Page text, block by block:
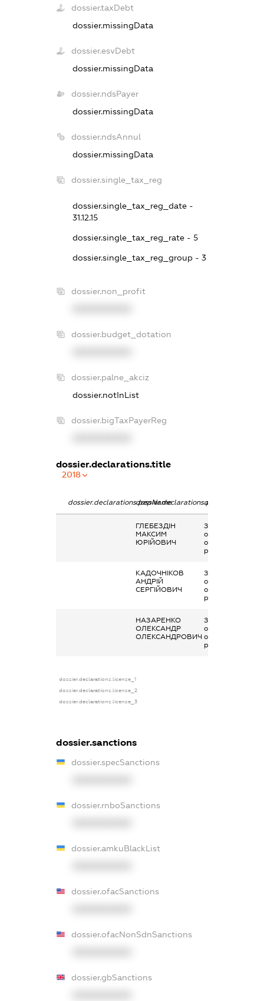
dossier.taxDebt
dossier.missingData
dossier.esvDebt
dossier.missingData
dossier.ndsPayer
dossier.missingData
dossier.ndsAnnul
dossier.missingData
dossier.single_tax_reg
dossier.single_tax_reg_date -
31.12.15
dossier.single_tax_reg_rate - 5
dossier.single_tax_reg_group - 3
dossier.non_profit
dossier.budget_dotation
dossier.palne_akciz
dossier.notInList
dossier.bigTaxPayerReg
dossier.declarations.title
2018
dossier.declarations.pepNamedossier.declarations.personName
ГЛЕБЕЗДІН
МАКСИМ
ЮРІЙОВИЧ
Заробітна плата
отримана за
основним місцем
роботи
КАДОЧНІКОВ
АНДРІЙ
СЕРГІЙОВИЧ
Заробітна плата
отримана за
основним місцем
роботи
НАЗАРЕНКО
ОЛЕКСАНДР
ОЛЕКСАНДРОВИЧ
Заробітна плата
отримана за
основним місцем
роботи
dossier.declarations.license_1
dossier.declarations.license_2
dossier.declarations.license_3
dossier.sanctions
dossier.specSanctions
dossier.rnboSanctions
dossier.amkuBlackList
dossier.ofacSanctions
dossier.ofacNonSdnSanctions
dossier.gbSanctions